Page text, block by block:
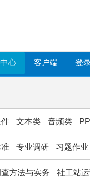
心 客户端 登
文本类 音频类
专业调研 习题作业
方法与实务 社工站